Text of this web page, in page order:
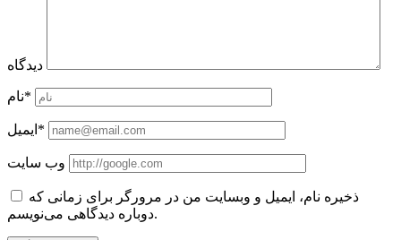
دیدگاه
نام*
ایمیل*
وب سایت
ذخیره نام، ایمیل و وبسایت من در مرورگر برای زمانی که
دوباره دیدگاهی می‌نویسم.